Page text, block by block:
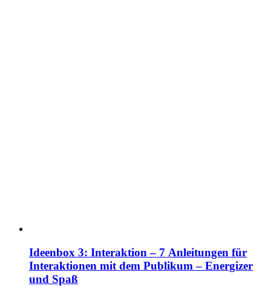
Ideenbox 3: Interaktion – 7 Anleitungen für
Interaktionen mit dem Publikum – Energizer
und Spaß